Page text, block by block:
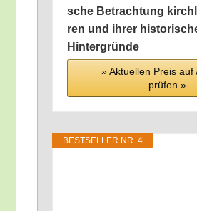
sche Betrach­tung
ren und ihrer
Hintergründe
» Aktu­el­len Preis auf
prü­fen »
BEST­SEL­LER NR. 4